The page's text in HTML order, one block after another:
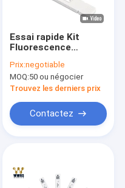
Essai rapide Kit
Fluorescence
Cardiac Testing de
NT-ProBNP
Prix:negotiable
MOQ:50 ou négocier
Trouvez les derniers prix
Contactez